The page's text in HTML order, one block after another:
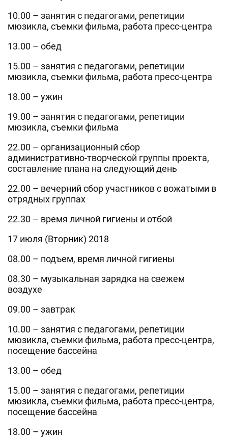
10.00 – занятия с педагогами, репетиции
мюзикла, съемки фильма, работа пресс-центра
13.00 – обед
15.00 – занятия с педагогами, репетиции
мюзикла, съемки фильма, работа пресс-центра
18.00 – ужин
19.00 – занятия с педагогами, репетиции
мюзикла, съемки фильма
22.00 – организационный сбор
административно-творческой группы проекта,
составление плана на следующий день
22.00 – вечерний сбор участников с вожатыми в
отрядных группах
22.30 – время личной гигиены и отбой
17 июля (Вторник) 2018
08.00 – подъем, время личной гигиены
08.30 – музыкальная зарядка на свежем
воздухе
09.00 – завтрак
10.00 – занятия с педагогами, репетиции
мюзикла, съемки фильма, работа пресс-центра,
посещение бассейна
13.00 – обед
15.00 – занятия с педагогами, репетиции
мюзикла, съемки фильма, работа пресс-центра,
посещение бассейна
18.00 – ужин